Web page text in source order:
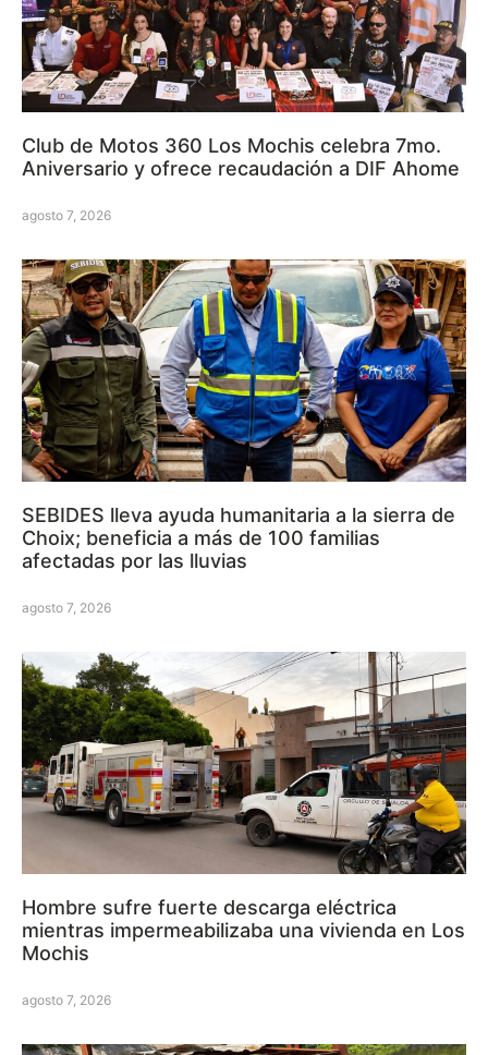
Club de Motos 360 Los Mochis celebra 7mo.
Aniversario y ofrece recaudación a DIF Ahome
agosto 7, 2026
SEBIDES lleva ayuda humanitaria a la sierra de
Choix; beneficia a más de 100 familias
afectadas por las lluvias
agosto 7, 2026
Hombre sufre fuerte descarga eléctrica
mientras impermeabilizaba una vivienda en Los
Mochis
agosto 7, 2026